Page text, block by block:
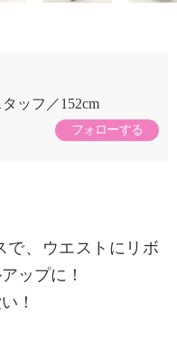
ッフ
152cm
フォローする
で、ウエストにリボ
ップに！
！